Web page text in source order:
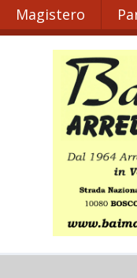
Magistero